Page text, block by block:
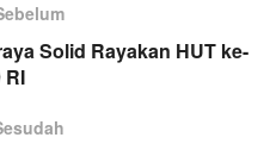
Solid Rayakan HUT ke-
RI